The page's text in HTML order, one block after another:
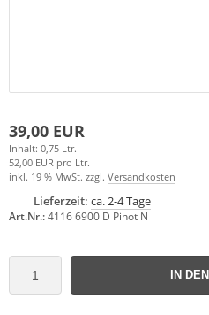
39,00 EUR
Inhalt: 0,75 Ltr.
52,00 EUR pro Ltr.
inkl. 19 % MwSt. zzgl. Versandkosten
Lieferzeit: ca. 2-4 Tage
Art.Nr.:4116 6900 D Pinot N
IN